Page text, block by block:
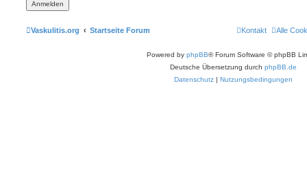
Vaskulitis.org Startseite Forum Alle
Kontakt
Powered by phpBB® Forum Software © phpBB
Deutsche Übersetzung durch phpBB.de
Datenschutz | Nutzungsbedingungen